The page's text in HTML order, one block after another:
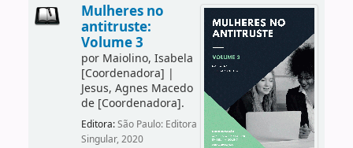
Mulheres no
antitruste:
Volume 3
por Maiolino, Isabela
[Coordenadora] |
Jesus, Agnes Macedo
de[Coordenadora].
Editora:São Paulo: Editora
Singular, 2020